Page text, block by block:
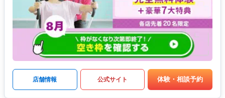
店舗情報 公式サイト 体験・相談予約